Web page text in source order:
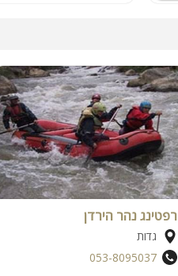
רפטינג נהר הירדן
גדות
053-8095037